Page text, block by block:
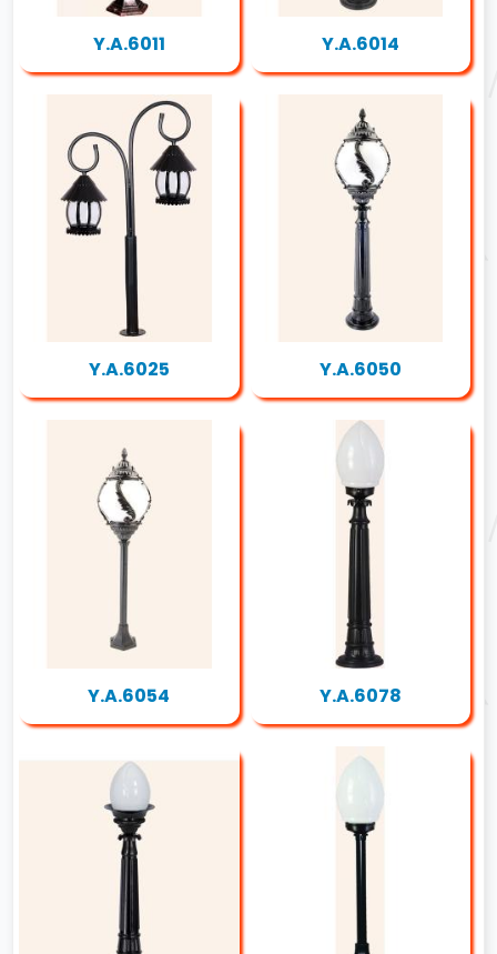
Y.A.6011 Y.A.6014
Y.A.6025 Y.A.6050
Y.A.6054 Y.A.6078